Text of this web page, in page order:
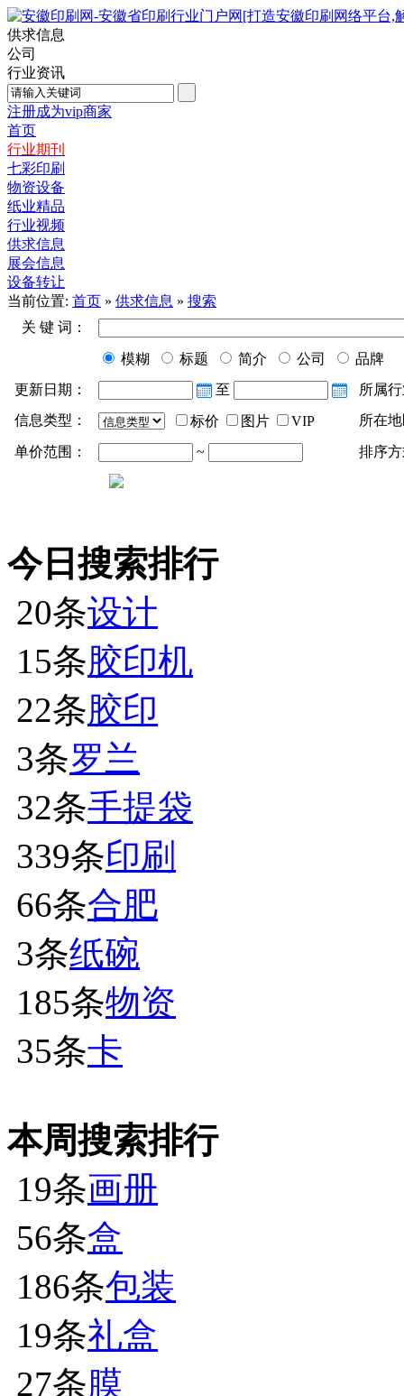
供求信息
公司
行业资讯
注册成为vip商家
首页
行业期刊
七彩印刷
物资设备
纸业精品
行业视频
供求信息
展会信息
设备转让
当前位置: 首页 » 供求信息 » 搜索
关 键 词：
模糊 标题 简介 公司
品牌
更新日期：
至
所属
信息类型：
标价 图片 VIP 所在
单价范围： ~ 排序
今日搜索排行
20条设计
15条胶印机
22条胶印
3条罗兰
32条手提袋
339条印刷
66条合肥
3条纸碗
185条物资
35条卡
本周搜索排行
19条画册
56条盒
186条包装
19条礼盒
27条膜